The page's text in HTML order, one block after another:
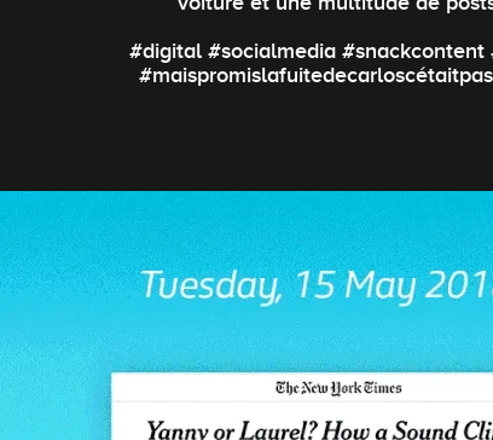
#digital #socialmedia #snackcontent